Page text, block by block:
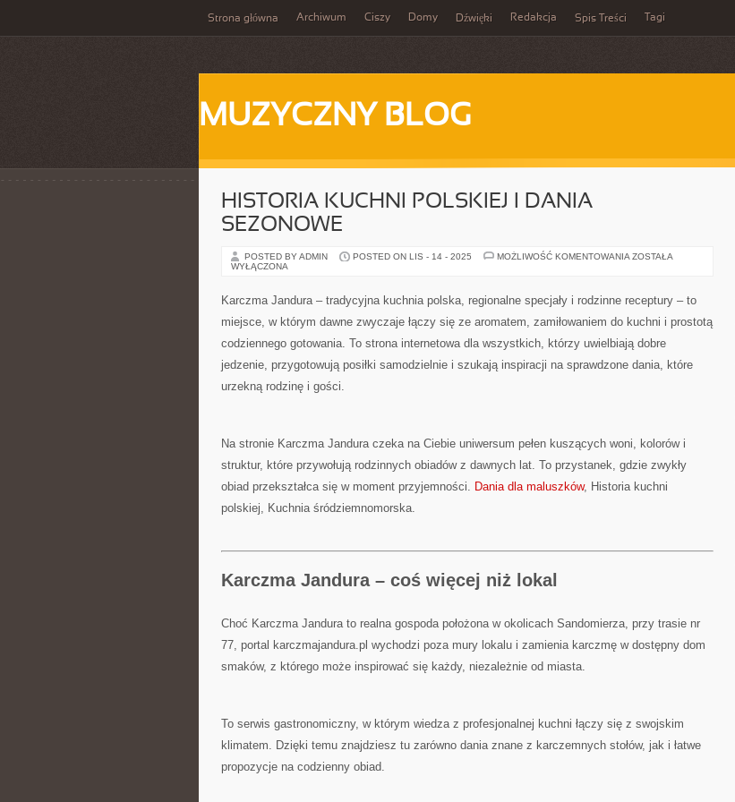
Strona główna Archiwum Ciszy Domy Dźwięki Redakcja Spis Treści Tagi
MUZYCZNY BLOG
HISTORIA KUCHNI POLSKIEJ I DANIA
SEZONOWE
POSTED BY ADMIN POSTED ON LIS - 14 - 2025 MOŻLIWOŚĆ KOMENTOWANIA HISTORIA
DANIA
SEZONOWE
ZOSTAŁA
WYŁĄCZONA
Karczma Jandura – tradycyjna kuchnia polska, regionalne specjały i rodzinne receptury – to
miejsce, w którym dawne zwyczaje łączy się ze aromatem, zamiłowaniem do kuchni i prostotą
codziennego gotowania. To strona internetowa dla wszystkich, którzy uwielbiają dobre
jedzenie, przygotowują posiłki samodzielnie i szukają inspiracji na sprawdzone dania, które
urzekną rodzinę i gości.
Na stronie Karczma Jandura czeka na Ciebie uniwersum pełen kuszących woni, kolorów i
struktur, które przywołują rodzinnych obiadów z dawnych lat. To przystanek, gdzie zwykły
obiad przekształca się w moment przyjemności. Dania dla maluszków, Historia kuchni
polskiej, Kuchnia śródziemnomorska.
Karczma Jandura – coś więcej niż lokal
Choć Karczma Jandura to realna gospoda położona w okolicach Sandomierza, przy trasie nr
77, portal karczmajandura.pl wychodzi poza mury lokalu i zamienia karczmę w dostępny dom
smaków, z którego może inspirować się każdy, niezależnie od miasta.
To serwis gastronomiczny, w którym wiedza z profesjonalnej kuchni łączy się z swojskim
klimatem. Dzięki temu znajdziesz tu zarówno dania znane z karczemnych stołów, jak i łatwe
propozycje na codzienny obiad.